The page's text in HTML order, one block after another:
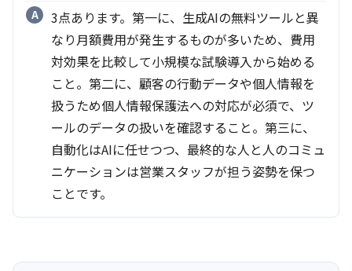
3点あります。第一に、生成AIの無料ツールと異
なり月額費用が発生するものが多いため、費用
対効果を比較して小規模な試験導入から始める
こと。第二に、顧客の行動データや個人情報を
扱うため個人情報保護法への対応が必須で、ツ
ールのデータの扱いを確認すること。第三に、
自動化はAIに任せつつ、最終的な人と人のコミュ
ニケーションは営業スタッフが担う姿勢を保つ
ことです。